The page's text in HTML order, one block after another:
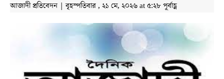
আজাদী প্রতিবেদন | বৃহস্পতিবার , ২১ মে, ২০২৬ at ৫:২৮ পূর্বাহ্ণ